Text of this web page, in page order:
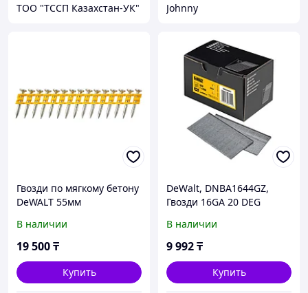
ТОО "ТССП Казахстан-УК" Johnny
Гвозди по мягкому бетону
DeWALT 55мм
В наличии
19 500₸
Купить
DeWalt, DNBA1644GZ,
Гвозди 16GA 20 DEG
В наличии
9 992₸
Купить